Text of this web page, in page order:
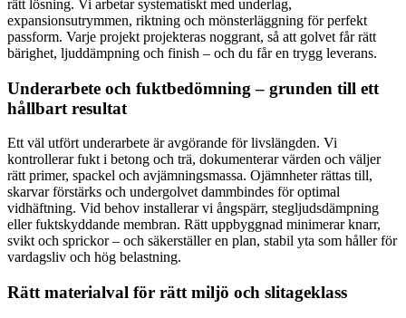
rätt lösning. Vi arbetar systematiskt med underlag,
expansionsutrymmen, riktning och mönsterläggning för perfekt
passform. Varje projekt projekteras noggrant, så att golvet får rätt
bärighet, ljuddämpning och finish – och du får en trygg leverans.
Underarbete och fuktbedömning – grunden till ett
hållbart resultat
Ett väl utfört underarbete är avgörande för livslängden. Vi
kontrollerar fukt i betong och trä, dokumenterar värden och väljer
rätt primer, spackel och avjämningsmassa. Ojämnheter rättas till,
skarvar förstärks och undergolvet dammbindes för optimal
vidhäftning. Vid behov installerar vi ångspärr, stegljudsdämpning
eller fuktskyddande membran. Rätt uppbyggnad minimerar knarr,
svikt och sprickor – och säkerställer en plan, stabil yta som håller för
vardagsliv och hög belastning.
Rätt materialval för rätt miljö och slitageklass